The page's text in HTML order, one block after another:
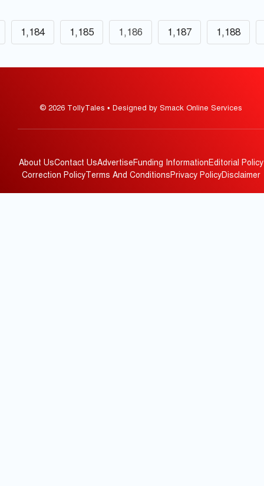
1,184 1,185 1,186 1,187 1,188
© 2026 TollyTales • Designed by Smack Online Services
About UsContact UsAdvertiseFunding InformationEditorial Policy
Correction PolicyTerms And ConditionsPrivacy PolicyDisclaimer